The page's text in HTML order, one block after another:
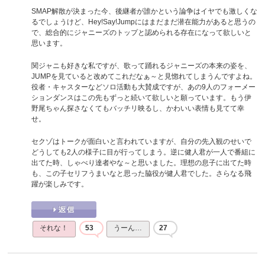
SMAP解散が決まった今、後継者が誰かという論争はイヤでも激しくな
るでしょうけど、Hey!Say!Jumpにはまだまだ潜在能力があると思うの
で、総合的にジャニーズのトップと認められる存在になって欲しいと
思います。
関ジャニも好きな私ですが、歌って踊れるジャニーズの本来の姿を、
JUMPを見ていると改めてこれだなぁ～と見惚れてしまうんですよね。
役者・キャスターなどソロ活動も大賛成ですが、あの9人のフォーメー
ションダンスはこの先もずっと続いて欲しいと願っています。もう伊
野尾ちゃん探さなくてもバッチリ映るし、かわいい表情も見てて幸
せ。
セクゾはトークが面白いと言われていますが、自分の先入観のせいで
どうしても2人の様子に目が行ってしまう。逆に健人君が一人で番組に
出てた時、しゃべり達者やな～と思いました。理想の息子に出てた時
も、この子セリフうまいなと思った脇役が健人君でした。さらなる飛
躍が楽しみです。
それな！ 53 うーん… 27